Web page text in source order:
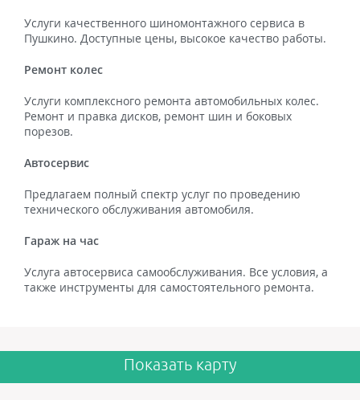
Услуги качественного шиномонтажного сервиса в
Пушкино. Доступные цены, высокое качество работы.
Ремонт колес
Услуги комплексного ремонта автомобильных колес.
Ремонт и правка дисков, ремонт шин и боковых
порезов.
Автосервис
Предлагаем полный спектр услуг по проведению
технического обслуживания автомобиля.
Гараж на час
Услуга автосервиса самообслуживания. Все условия, а
также инструменты для самостоятельного ремонта.
Показать карту